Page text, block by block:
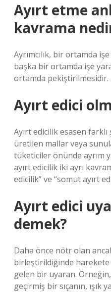
Ayırt etme
kavrama
Ayrımcılık, bir ortamda
başka bir ortamda işe
ortamda pekiştirilmesidir.
Ayırt edici
Ayırt edicilik esasen
üretilen mallar veya
tüketiciler önünde ayrım
ayırt edicilik iki ayrı
edicilik” ve “somut ayırt
Ayırt edici
demek?
Daha önce nötr olan
birleştirildiğinde
gelen bir uyaran. Örneğin,
geçirmiş bir sıçanın, ışık